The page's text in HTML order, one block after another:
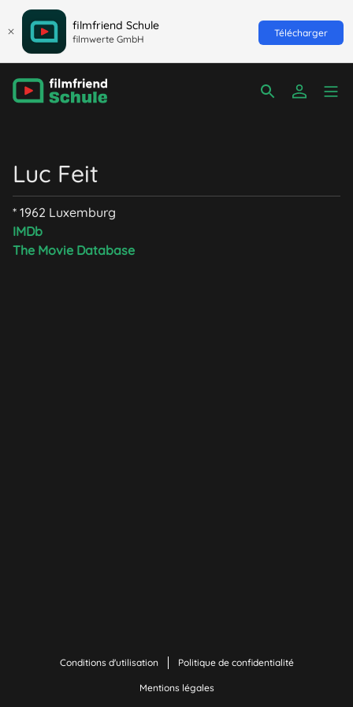
filmfriend Schule
filmwerte GmbH
Télécharger
Luc Feit
* 1962 Luxemburg
IMDb
The Movie Database
Conditions d'utilisation Politique de confidentialité
Mentions légales